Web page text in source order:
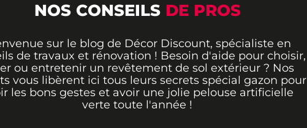
NOS CONSEILS DE PROS
sur le blog de Décor Discount, spécialiste en
de travaux et rénovation ! Besoin d'aide pour choisir,
ou entretenir un revêtement de sol extérieur ? Nos
vous libèrent ici tous leurs secrets spécial gazon pour
les bons gestes et avoir une jolie pelouse artificielle
verte toute l'année !